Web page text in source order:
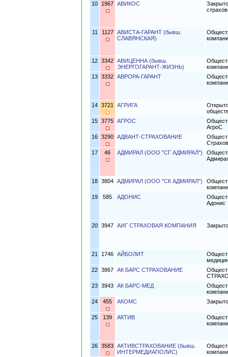
10
1967 АВИКОС
11 1127
АВИСТА-ГАРАНТ (бывш.
СЛАВЯНСКАЯ)
12 3342 АВИЦЕННА (бывш.
ЭНЕРГОГАРАНТ-ЖИЗНЬ)
13 3332 АВРОРА-ГАРАНТ
14 3721 АГРИГА
15 3775 АГРОС
АгроС
16 3290 АДВАНТ-СТРАХОВАНИЕ
17
46 АДМИРАЛ (ООО "СГ АДМИРАЛ")
18 3804 АДМИРАЛ (ООО "СК АДМИРАЛ")
19
585 АДОНИС
Адонис
20 3947 АИГ СТРАХОВАЯ КОМПАНИЯ
21 1746 АЙБОЛИТ
22 3867 АК БАРС СТРАХОВАНИЕ
23 3943 АК БАРС-МЕД
24
455 АКОМС
25 139 АКТИВ
26 3583 АКТИВСТРАХОВАНИЕ (бывш.
ИНТЕРМЕДИАПОЛИС)